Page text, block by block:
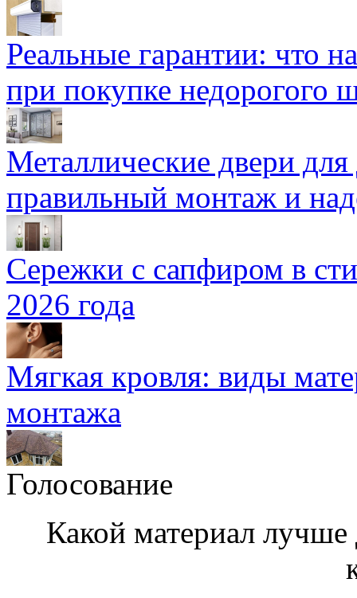
Реальные гарантии: что
при покупке недорогого
Металлические двери
правильный монтаж и
Сережки с сапфиром в
2026 года
Мягкая кровля: виды
монтажа
Голосование
Какой материал